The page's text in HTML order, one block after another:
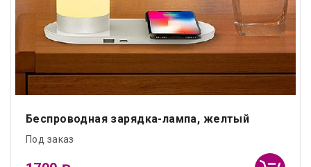
Беспроводная зарядка-лампа, желтый
Под заказ